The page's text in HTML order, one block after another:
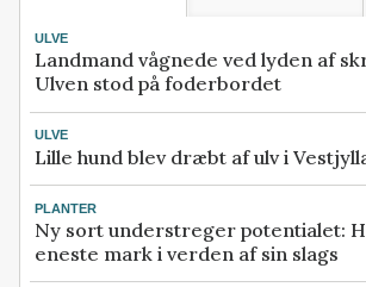
ULVE
Landmand vågnede ved lyden af
Ulven stod på foderbordet
ULVE
Lille hund blev dræbt af ulv i
PLANTER
Ny sort understreger potentialet:
eneste mark i verden af sin slags